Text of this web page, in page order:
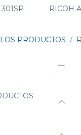
RICOH
PRODUCTOS